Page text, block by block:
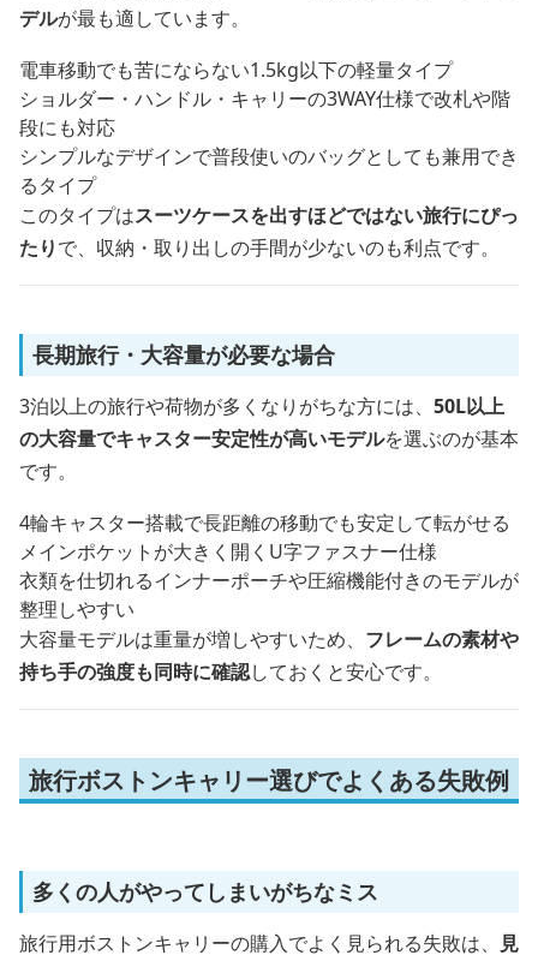
デルが最も適しています。
電車移動でも苦にならない1.5kg以下の軽量タイプ
ショルダー・ハンドル・キャリーの3WAY仕様で改札や階
段にも対応
シンプルなデザインで普段使いのバッグとしても兼用でき
るタイプ
このタイプはスーツケースを出すほどではない旅行にぴっ
たりで、収納・取り出しの手間が少ないのも利点です。
長期旅行・大容量が必要な場合
3泊以上の旅行や荷物が多くなりがちな方には、 50L以上
の大容量でキャスター安定性が高いモデルを選ぶのが基本
です。
4輪キャスター搭載で長距離の移動でも安定して転がせる
メインポケットが大きく開くU字ファスナー仕様
衣類を仕切れるインナーポーチや圧縮機能付きのモデルが
整理しやすい
大容量モデルは重量が増しやすいため、 フレームの素材や
持ち手の強度も同時に確認しておくと安心です。
旅行ボストンキャリー選びでよくある失敗例
多くの人がやってしまいがちなミス
旅行用ボストンキャリーの購入でよく見られる失敗は、
見